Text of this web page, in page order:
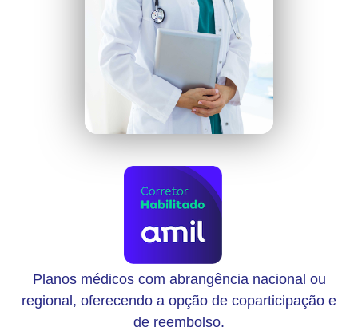
Planos médicos com abrangência nacional ou
regional, oferecendo a opção de coparticipação e
de reembolso.